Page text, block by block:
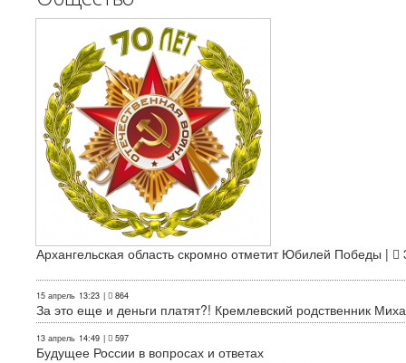
Архангельская область скромно отметит Юбилей Победы |
15 апрель 13:23 | 864
За это еще и деньги платят?! Кремлевский родственник
13 апрель 14:49 | 597
Будущее России в вопросах и ответах